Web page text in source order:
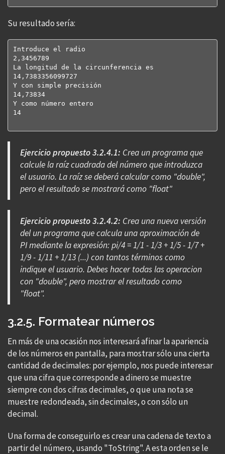
Su resultado sería:
Introduce el radio
2,3456789
La longitud de la circunferencia es
14,7383356099727
Y con simple precisión
14,73834
Y como número entero
14
Ejercicio propuesto 3.2.4.1: Crea un programa que
calcule la raíz cuadrada del número que introduzca
el usuario. La raíz se deberá calcular como "double",
pero el resultado se mostrará como "float"
Ejercicio propuesto 3.2.4.2: Crea una nueva versión
del un programa que calcula una aproximación de
PI mediante la expresión: pi/4 = 1/1 - 1/3 + 1/5 - 1/7 +
1/9 - 1/11 + 1/13 (...) con tantos términos como
indique el usuario. Debes hacer todas las operacion
con "double", pero mostrar el resultado como
"float".
3.2.5. Formatear números
En más de una ocasión nos interesará afinar la apariencia
de los números en pantalla, para mostrar sólo una cierta
cantidad de decimales: por ejemplo, nos puede interesar
que una cifra que corresponde a dinero se muestre
siempre con dos cifras decimales, o que una nota se
muestre redondeada, sin decimales, o con sólo un
decimal.
Una forma de conseguirlo es crear una cadena de texto a
partir del número, usando "ToString". A esta orden se le